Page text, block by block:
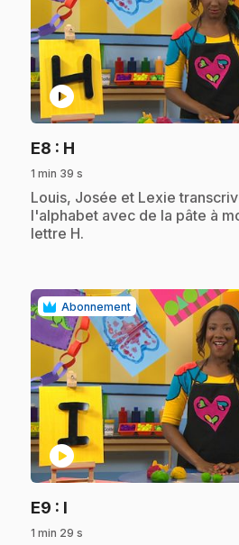
play_circle
E8 : H
1 min 39 s
.Louis, Josée et Lexie
l'alphabet avec de la pâte à
lettre H.
Abonnement
play_circle
E9 : I
1 min 29 s